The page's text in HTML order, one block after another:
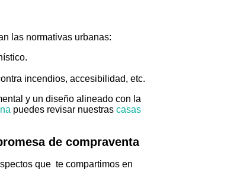
las normativas urbanas:
incendios, accesibilidad, etc.
y un diseño alineado con la
puedes revisar nuestras casas
de compraventa
que te compartimos en